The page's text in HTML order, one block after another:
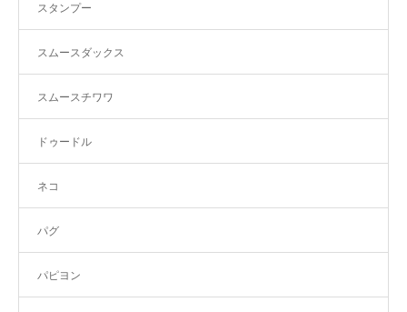
スタンプー
スムースダックス
スムースチワワ
ドゥードル
ネコ
パグ
パピヨン